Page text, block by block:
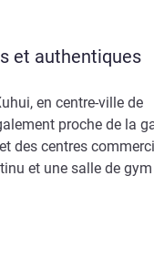
et authentiques
en centre-ville de
proche de la
des centres
et une salle de gym